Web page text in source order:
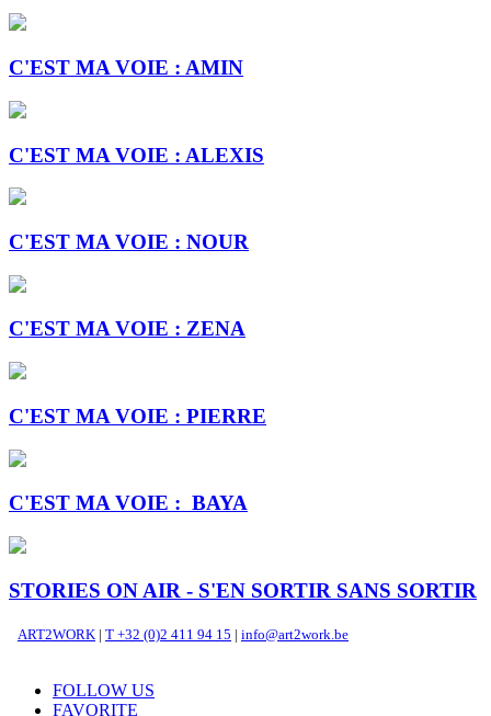
C'EST MA VOIE : AMIN
C'EST MA VOIE : ALEXIS
C'EST MA VOIE : NOUR
C'EST MA VOIE : ZENA
C'EST MA VOIE : PIERRE
C'EST MA VOIE : BAYA
STORIES ON AIR - S'EN SORTIR SANS SORTIR
ART2WORK | T +32 (0)2 411 94 15 | info@art2work.be
FOLLOW US
FAVORITE